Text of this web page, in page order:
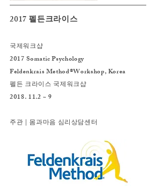
2017 펠든크라이스
국제워크샵
2017 Somatic Psychology
Feldenkrais Method®Workshop, Korea
펠든 크라이스 국제워크샵
2018. 11.2 ~ 9
​주관 | 몸과마음 심리상담센터